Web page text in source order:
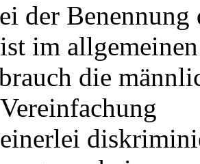
der
im allgemeinen
die